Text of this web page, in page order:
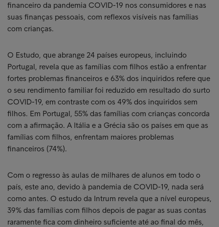
financeiro da pandemia COVID-19 nos consumidores e nas
suas finanças pessoais, com reflexos visíveis nas famílias
com crianças.
O Estudo, que abrange 24 países europeus, incluindo
Portugal, revela que as famílias com filhos estão a enfrentar
fortes problemas financeiros e 63% dos inquiridos refere que
o seu rendimento familiar foi reduzido em resultado do surto
COVID-19, em contraste com os 49% dos inquiridos sem
filhos. Em Portugal, 55% das famílias com crianças concorda
com a afirmação. A Itália e a Grécia são os países em que as
famílias com filhos, enfrentam maiores problemas
financeiros (74%).
Com o regresso às aulas de milhares de alunos em todo o
país, este ano, devido à pandemia de COVID-19, nada será
como antes. O estudo da Intrum revela que a nível europeus,
39% das famílias com filhos depois de pagar as suas contas
raramente fica com dinheiro suficiente até ao final do mês,